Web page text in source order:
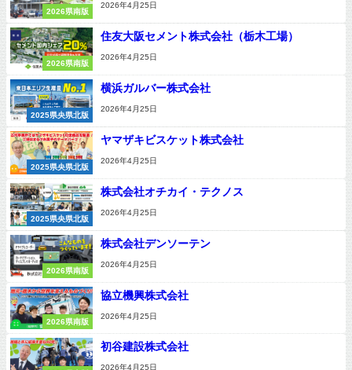
2026県南版
2026年4月25日
2026県南版
住友大阪セメント株式会社（栃木工場）
2026年4月25日
2025県央県北版
横浜ガルバー株式会社
2026年4月25日
2025県央県北版
ヤマザキビスケット株式会社
2026年4月25日
2025県央県北版
株式会社オチカイ・テクノス
2026年4月25日
2026県南版
株式会社デンソーテン
2026年4月25日
2026県南版
協立機興株式会社
2026年4月25日
初谷建設株式会社
2026年4月25日